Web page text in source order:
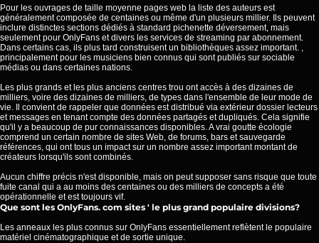
Pour les ouvrages de taille moyenne pages web la liste des auteurs est
généralement composée de centaines ou même d'un plusieurs millier. Ils peuvent
inclure distinctes sections dédiés à standard pichenette déversement, mais
seulement pour OnlyFans et divers les services de streaming par abonnement.
Dans certains cas, ils plus tard construisent un bibliothèques assez important. ,
principalement pour les musiciens bien connus qui sont publiés sur sociable
médias ou dans certaines nations.
Les plus grands et les plus anciens centres trou ont accès à des dizaines de
milliers, voire des dizaines de milliers, de types dans l'ensemble de leur mode de
vie. Il convient de rappeler que données est distribué via extérieur dossier lecteurs
et messages en tenant compte des données partagés et dupliqués. Cela signifie
qu'il y a beaucoup de pur connaissances disponibles. A vrai goutte écologie
comprend un certain nombre de sites Web, de forums, bars et sauvegarde
références, qui ont tous un impact sur un nombre assez important montant de
créateurs lorsqu'ils sont combinés.
Aucun chiffre précis n'est disponible, mais on peut supposer sans risque que toute
fuite canal qui a au moins des centaines ou des milliers de concepts a été
opérationnelle et est toujours vif.
Que sont les OnlyFans. com sites ' le plus grand populaire divisions?
Les anneaux les plus connus sur OnlyFans essentiellement reflètent le populaire
matériel cinématographique et de sortie unique.